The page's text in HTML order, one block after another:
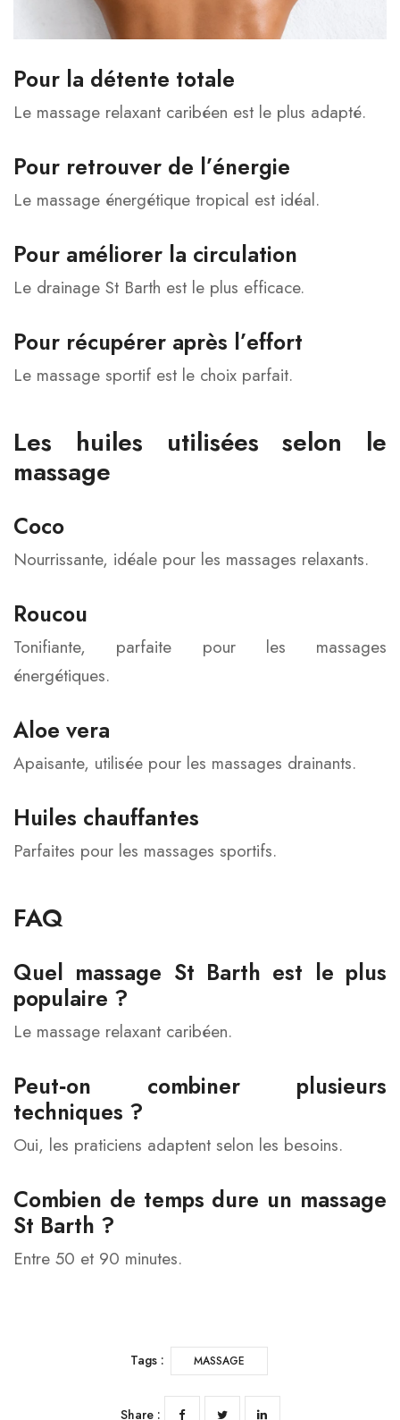
Pour la détente totale
Le massage relaxant caribéen est le plus adapté.
Pour retrouver de l’énergie
Le massage énergétique tropical est idéal.
Pour améliorer la circulation
Le drainage St Barth est le plus efficace.
Pour récupérer après l’effort
Le massage sportif est le choix parfait.
Les huiles utilisées selon le
massage
Coco
Nourrissante, idéale pour les massages relaxants.
Roucou
Tonifiante, parfaite pour les massages
énergétiques.
Aloe vera
Apaisante, utilisée pour les massages drainants.
Huiles chauffantes
Parfaites pour les massages sportifs.
FAQ
Quel massage St Barth est le plus
populaire ?
Le massage relaxant caribéen.
Peut‑on combiner plusieurs
techniques ?
Oui, les praticiens adaptent selon les besoins.
Combien de temps dure un massage
St Barth ?
Entre 50 et 90 minutes.
Tags : MASSAGE
Share :